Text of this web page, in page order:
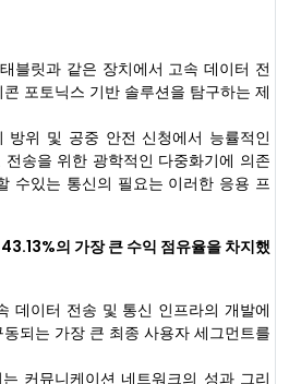
블릿과 같은 장치에서 고속 데이터 전
포토닉스 기반 솔루션을 탐구하는 제
방위 및 공중 안전 신청에서 능률적인
송을 위한 광학적인 다중화기에 의존
수있는 통신의 필요는 이러한 응용 프
의 가장 큰 수익 점유율을 차지했
데이터 전송 및 통신 인프라의 개발에
되는 가장 큰 최종 사용자 세그먼트를
커뮤니케이션 네트워크의 성과 그리